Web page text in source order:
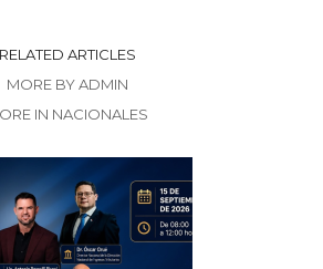
RELATED ARTICLES
MORE BY ADMIN
IN NACIONALES